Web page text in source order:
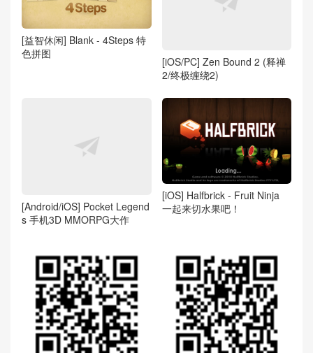
[益智休闲] Blank - 4Steps 特
色拼图
[iOS/PC] Zen Bound 2 (释禅
2/终极缠绕2)
[Android/iOS] Pocket Legend
s 手机3D MMORPG大作
[iOS] Halfbrick - Fruit Ninja
一起来切水果吧！